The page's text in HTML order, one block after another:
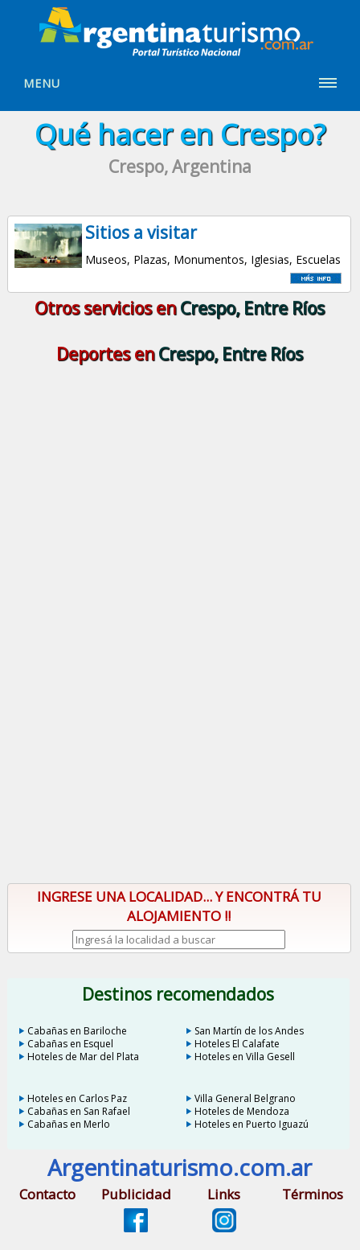
MENU
Qué hacer en Crespo?
Crespo, Argentina
Sitios a visitar
Museos, Plazas, Monumentos, Iglesias, Escuelas
Otros servicios enCrespo, Entre Ríos
Deportes enCrespo, Entre Ríos
INGRESE UNA LOCALIDAD... Y ENCONTRÁ TU
ALOJAMIENTO !!
Destinos recomendados
Cabañas en Bariloche
San Martín de los Andes
Cabañas en Esquel
Hoteles El Calafate
Hoteles de Mar del Plata
Hoteles en Villa Gesell
Hoteles en Carlos Paz
Villa General Belgrano
Cabañas en San Rafael
Hoteles de Mendoza
Cabañas en Merlo
Hoteles en Puerto Iguazú
Argentinaturismo.com.ar
Contacto Publicidad Links Términos